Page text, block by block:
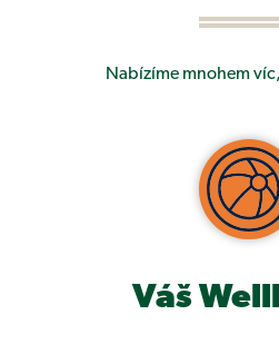
Nabízíme mnohem
Váš